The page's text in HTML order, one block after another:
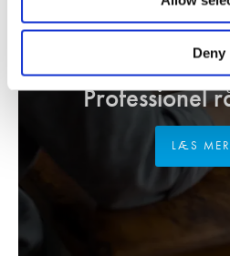
Deny
Professionel
VI
LÆS